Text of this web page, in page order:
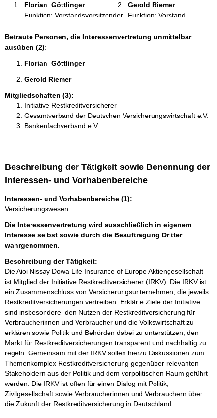
Florian  Göttlinger
Funktion: Vorstandsvorsitzender
Gerold Riemer
Funktion: Vorstand
Betraute Personen, die Interessenvertretung unmittelbar
ausüben (2):
Florian  Göttlinger
Gerold Riemer
Mitgliedschaften (3):
Initiative Restkreditversicherer
Gesamtverband der Deutschen Versicherungswirtschaft e.V.
Bankenfachverband e.V.
Beschreibung der Tätigkeit sowie Benennung der
Interessen- und Vorhabenbereiche
Interessen- und Vorhabenbereiche (1):
Versicherungswesen
Die Interessenvertretung wird ausschließlich in eigenem
Interesse selbst sowie durch die Beauftragung Dritter
wahrgenommen.
Beschreibung der Tätigkeit:
Die Aioi Nissay Dowa Life Insurance of Europe Aktiengesellschaft
ist Mitglied der Initiative Restkreditversicherer (IRKV). Die IRKV ist
ein Zusammenschluss von Versicherungsunternehmen, die jeweils
Restkreditversicherungen vertreiben. Erklärte Ziele der Initiative
sind insbesondere, den Nutzen der Restkreditversicherung für
Verbraucherinnen und Verbraucher und die Volkswirtschaft zu
erklären sowie Politik und Behörden dabei zu unterstützen, den
Markt für Restkreditversicherungen transparent und nachhaltig zu
regeln. Gemeinsam mit der IRKV sollen hierzu Diskussionen zum
Themenkomplex Restkreditversicherung gegenüber relevanten
Stakeholdern aus der Politik und dem vorpolitischen Raum geführt
werden. Die IRKV ist offen für einen Dialog mit Politik,
Zivilgesellschaft sowie Verbraucherinnen und Verbrauchern über